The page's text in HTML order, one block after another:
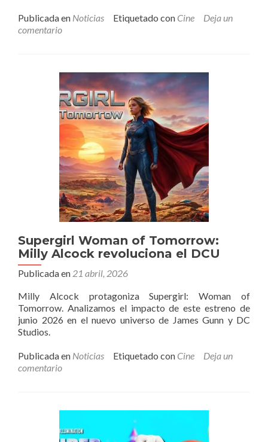
Publicada en Noticias Etiquetado con Cine
Deja un
comentario
Supergirl Woman of Tomorrow:
Milly Alcock revoluciona el DCU
Publicada en 21 abril, 2026
Milly Alcock protagoniza Supergirl: Woman of
Tomorrow. Analizamos el impacto de este estreno de
junio 2026 en el nuevo universo de James Gunn y DC
Studios.
Publicada en Noticias Etiquetado con Cine
Deja un
comentario